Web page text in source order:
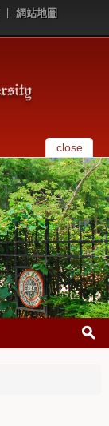
網站地圖
close